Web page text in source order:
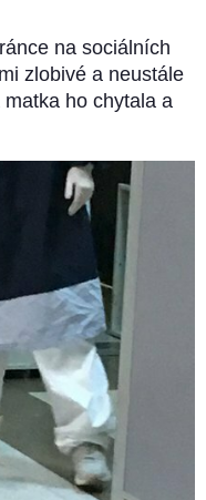
na sociálních
zlobivé a neustále
ho chytala a